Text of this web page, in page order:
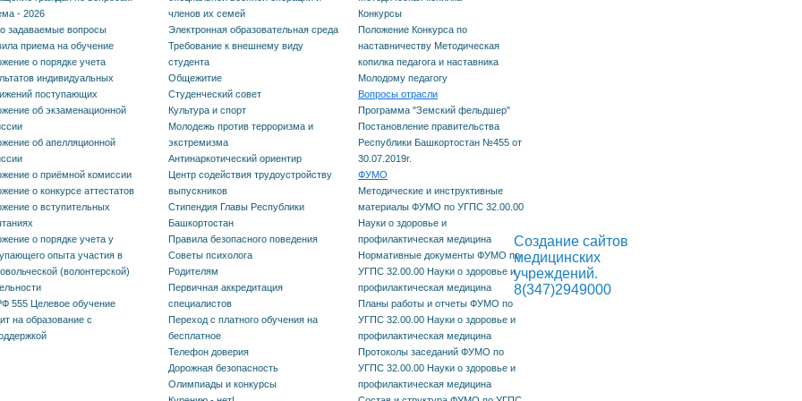
деятельности
ПП РФ 555 Целевое
обучение
Кредит на образование с
господдержкой
Переход с платного
обучения на бесплатное
Телефон доверия
Дорожная безопасность
Олимпиады и конкурсы
Профилактика
мошенничества
Порядок обеспечения
сертификатами
- 2026
задаваемые вопросы
приема на обучение
о порядке учета
индивидуальных
поступающих
об экзаменационной
об апелляционной
о приёмной комиссии
о конкурсе аттестатов
о вступительных
о порядке учета у
опыта участия в
(волонтерской)
555 Целевое обучение
на образование с
членов их семей
Электронная образовательная среда
Требование к внешнему виду
студента
Общежитие
Студенческий совет
Культура и спорт
Молодежь против терроризма и
экстремизма
Антинаркотический ориентир
Центр содействия трудоустройству
выпускников
Стипендия Главы Республики
Башкортостан
Правила безопасного поведения
Советы психолога
Родителям
Первичная аккредитация
специалистов
Переход с платного обучения на
бесплатное
Телефон доверия
Дорожная безопасность
Олимпиады и конкурсы
Конкурсы
Положение Конкурса по
наставничеству Методическая
копилка педагога и наставника
Молодому педагогу
Вопросы отрасли
Программа "Земский фельдшер"
Постановление правительства
Республики Башкортостан №455 от
30.07.2019г.
ФУМО
Методические и инструктивные
материалы ФУМО по УГПС 32.00.00
Науки о здоровье и
профилактическая медицина
Нормативные документы ФУМО по
УГПС 32.00.00 Науки о здоровье и
профилактическая медицина
Планы работы и отчеты ФУМО по
УГПС 32.00.00 Науки о здоровье и
профилактическая медицина
Протоколы заседаний ФУМО по
УГПС 32.00.00 Науки о здоровье и
профилактическая медицина
Создание сайтов
медицинских
учреждений.
8(347)2949000